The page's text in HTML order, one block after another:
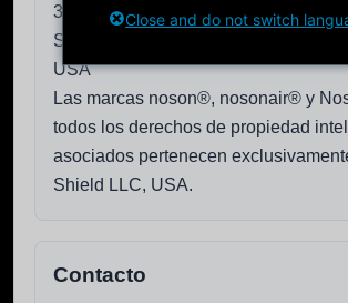
30 N Gould St Ste N
Sheridan, WY 82801
USA
Las marcas noson®, nosonair® y
todos los derechos de propiedad
asociados pertenecen
Shield LLC, USA.
Contacto
Close and do not switch